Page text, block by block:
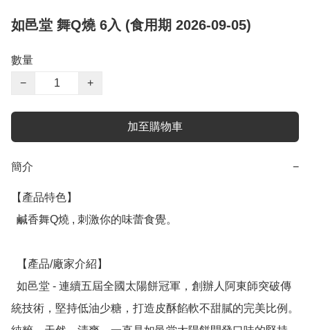
如邑堂 舞Q燒 6入 (食用期 2026-09-05)
數量
−
+
加至購物車
簡介 −
【產品特色】
統技術，堅持低油少糖，打造皮酥餡軟不甜膩的完美比例。